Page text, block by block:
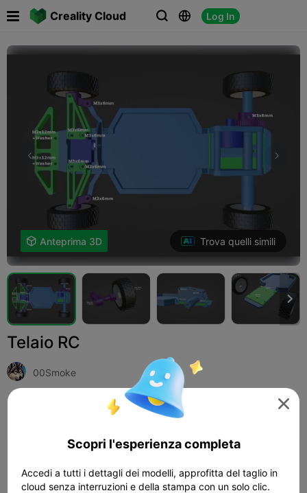
Creality Cloud   Log In
 
 Anteprima 3D Trova quelli simili

Telaio RC
00Smoke
Add Hobby e Fai da te
Ottieni più punti

Scopri l'esperienza completa
Accedi a tutti i dettagli dei modelli, approfitta del taglio in
cloud senza interruzioni e della stampa con un solo clic.